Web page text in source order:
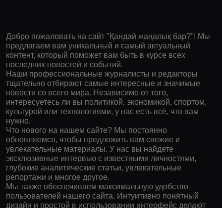
Добро пожаловать на сайт "Қандай жаңалық бар?"! Мы
предлагаем вам уникальный и самый актуальный
контент, который поможет вам быть в курсе всех
последних новостей и событий.
Наши профессиональные журналисты и редакторы
тщательно отбирают самые интересные и значимые
новости со всего мира. Независимо от того,
интересуетесь ли вы политикой, экономикой, спортом,
культурой или технологиями, у нас есть всё, что вам
нужно.
Что нового на нашем сайте? Мы постоянно
обновляемся, чтобы предложить вам свежие и
увлекательные материалы. У нас вы найдете
эксклюзивные интервью с известными личностями,
глубокие аналитические статьи, увлекательные
репортажи и многое другое.
Мы также обеспечиваем максимальную удобство
пользователей нашего сайта. Интуитивно понятный
дизайн и простой в использовании интерфейс делают